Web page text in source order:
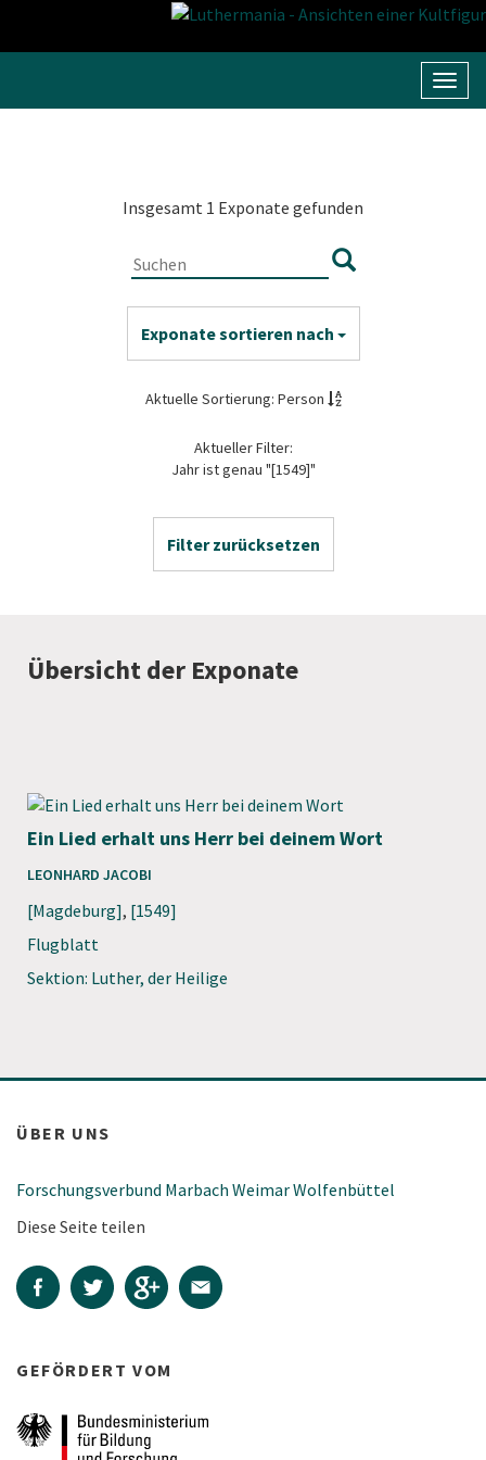
Insgesamt 1 Exponate gefunden
Exponate sortieren nach
Aktuelle Sortierung: Person
Aktueller Filter:
Jahr ist genau "[1549]"
Filter zurücksetzen
Übersicht der Exponate
Ein Lied erhalt uns Herr bei deinem Wort
LEONHARD JACOBI
[Magdeburg], [1549]
Flugblatt
Sektion: Luther, der Heilige
ÜBER UNS
Forschungsverbund Marbach Weimar Wolfenbüttel
Diese Seite teilen
GEFÖRDERT VOM